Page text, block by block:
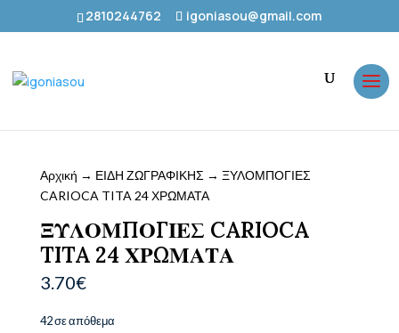
2810244762 igoniasou@gmail.com
Αρχική → ΕΙΔΗ ΖΩΓΡΑΦΙΚΗΣ → ΞΥΛΟΜΠΟΓΙΕΣ
CARIOCA TITA 24 ΧΡΩΜΑΤΑ
ΞΥΛΟΜΠΟΓΙΕΣ CARIOCA
TITA 24 ΧΡΩΜΑΤΑ
3.70€
42 σε απόθεμα